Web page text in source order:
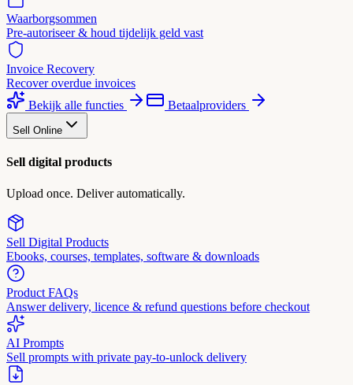
Waarborgsommen
Pre-autoriseer & houd tijdelijk geld vast
Invoice Recovery
Recover overdue invoices
Bekijk alle functies
Betaalproviders
Sell Online
Sell digital products
Upload once. Deliver automatically.
Sell Digital Products
Ebooks, courses, templates, software & downloads
Product FAQs
Answer delivery, licence & refund questions before checkout
AI Prompts
Sell prompts with private pay-to-unlock delivery